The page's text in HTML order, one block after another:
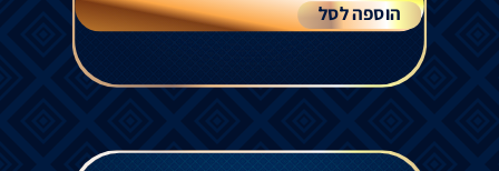
הוספה לסל